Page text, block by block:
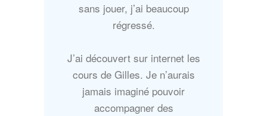
sans jouer, j’ai beaucoup
régressé.
J’ai découvert sur internet les
cours de Gilles. Je n’aurais
jamais imaginé pouvoir
accompagner des